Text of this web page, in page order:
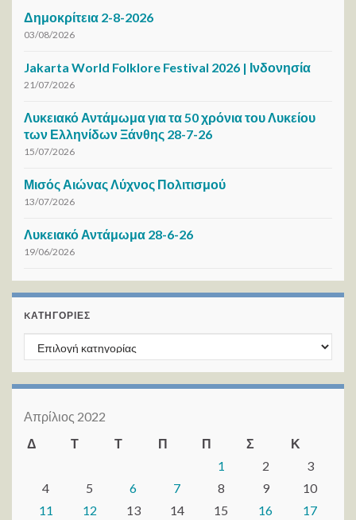
Δημοκρίτεια 2-8-2026
03/08/2026
Jakarta World Folklore Festival 2026 | Ινδονησία
21/07/2026
Λυκειακό Αντάμωμα για τα 50 χρόνια του Λυκείου
των Ελληνίδων Ξάνθης 28-7-26
15/07/2026
Μισός Αιώνας Λύχνος Πολιτισμού
13/07/2026
Λυκειακό Αντάμωμα 28-6-26
19/06/2026
KΑΤΗΓΟΡΊΕΣ
Kατηγορίες
Απρίλιος 2022
Δ
Τ Τ Π Π Σ
Κ
1
2
3
4
5 6 7 8 9
10
11
12 13 14 15 16
17